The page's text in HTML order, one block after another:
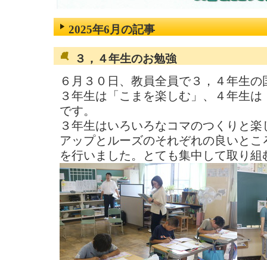
2025年6月の記事
３，４年生のお勉強
６月３０日、教員全員で３，４年生
３年生は「こまを楽しむ」、４年生
です。
３年生はいろいろなコマのつくりと
アップとルーズのそれぞれの良いと
を行いました。とても集中して取り